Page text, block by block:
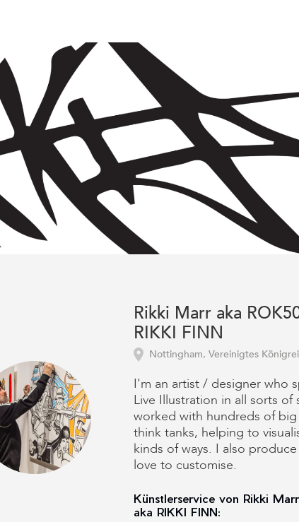
Rikki Marr aka
RIKKI FINN
Nottingham, Vereinigtes
I'm an artist / designer who
Live Illustration in all sorts of
worked with hundreds of
think tanks, helping to
kinds of ways. I also
love to customise.
Künstlerservice von Rikki
aka RIKKI FINN: